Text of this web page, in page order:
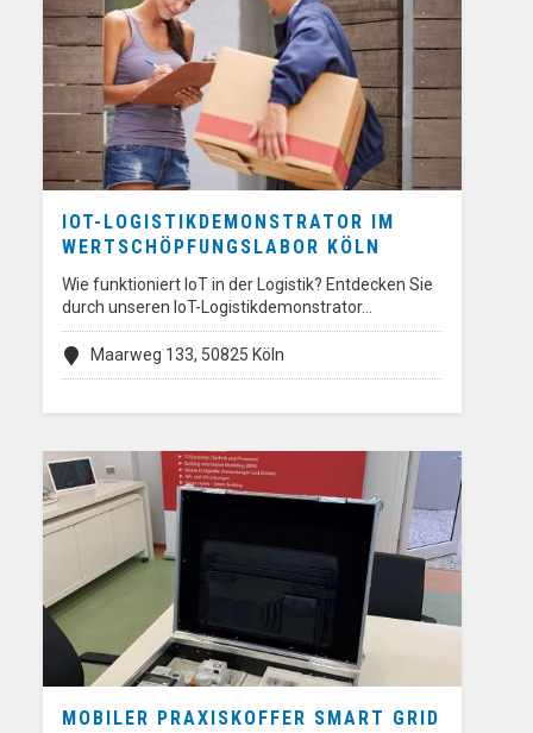
IOT-LOGISTIKDEMONSTRATOR IM
WERTSCHÖPFUNGSLABOR KÖLN
Wie funktioniert IoT in der Logistik? Entdecken Sie
durch unseren IoT-Logistikdemonstrator…
Maarweg 133, 50825 Köln
MOBILER PRAXISKOFFER SMART GRID